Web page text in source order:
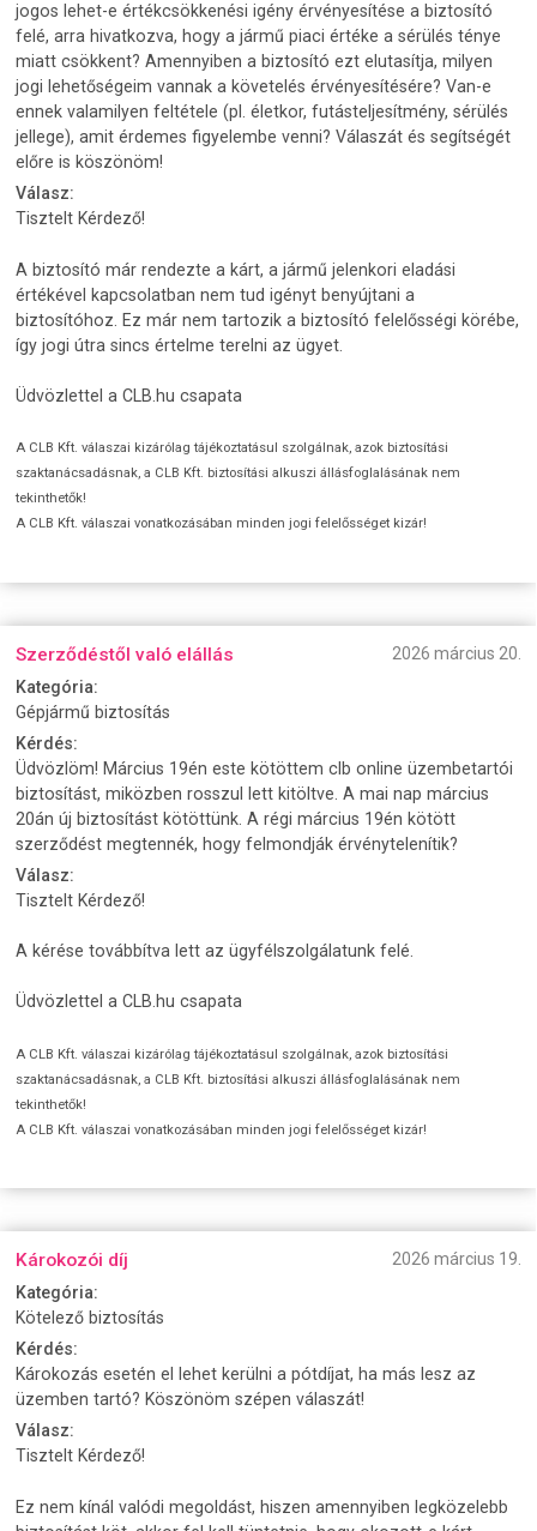
jogos lehet-e értékcsökkenési igény érvényesítése a biztosító
felé, arra hivatkozva, hogy a jármű piaci értéke a sérülés ténye
miatt csökkent? Amennyiben a biztosító ezt elutasítja, milyen
jogi lehetőségeim vannak a követelés érvényesítésére? Van-e
ennek valamilyen feltétele (pl. életkor, futásteljesítmény, sérülés
jellege), amit érdemes figyelembe venni? Válaszát és segítségét
előre is köszönöm!
Válasz:
Tisztelt Kérdező!
A biztosító már rendezte a kárt, a jármű jelenkori eladási
értékével kapcsolatban nem tud igényt benyújtani a
biztosítóhoz. Ez már nem tartozik a biztosító felelősségi körébe,
így jogi útra sincs értelme terelni az ügyet.
Üdvözlettel a CLB.hu csapata
A CLB Kft. válaszai kizárólag tájékoztatásul szolgálnak, azok biztosítási
szaktanácsadásnak, a CLB Kft. biztosítási alkuszi állásfoglalásának nem
tekinthetők!
A CLB Kft. válaszai vonatkozásában minden jogi felelősséget kizár!
Szerződéstől való elállás
2026 március 20.
Kategória:
Gépjármű biztosítás
Kérdés:
Üdvözlöm! Március 19én este kötöttem clb online üzembetartói
biztosítást, miközben rosszul lett kitöltve. A mai nap március
20án új biztosítást kötöttünk. A régi március 19én kötött
szerződést megtennék, hogy felmondják érvénytelenítik?
Válasz:
Tisztelt Kérdező!
A kérése továbbítva lett az ügyfélszolgálatunk felé.
Üdvözlettel a CLB.hu csapata
A CLB Kft. válaszai kizárólag tájékoztatásul szolgálnak, azok biztosítási
szaktanácsadásnak, a CLB Kft. biztosítási alkuszi állásfoglalásának nem
tekinthetők!
A CLB Kft. válaszai vonatkozásában minden jogi felelősséget kizár!
Károkozói díj
2026 március 19.
Kategória:
Kötelező biztosítás
Kérdés:
Károkozás esetén el lehet kerülni a pótdíjat, ha más lesz az
üzemben tartó? Köszönöm szépen válaszát!
Válasz:
Tisztelt Kérdező!
Ez nem kínál valódi megoldást, hiszen amennyiben legközelebb